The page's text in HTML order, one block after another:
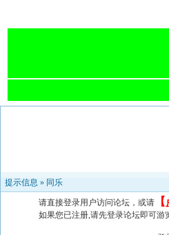
提示信息 » 同乐
请直接登录用户访问论坛，或请 【
如果您已注册,请先登录论坛即可游